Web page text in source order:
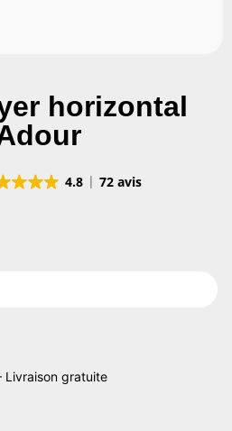
horizontal
4.8 72 avis
Livraison gratuite